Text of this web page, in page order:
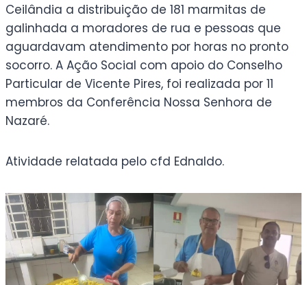
Ceilândia a distribuição de 181 marmitas de
galinhada a moradores de rua e pessoas que
aguardavam atendimento por horas no pronto
socorro. A Ação Social com apoio do Conselho
Particular de Vicente Pires, foi realizada por 11
membros da Conferência Nossa Senhora de
Nazaré.
Atividade relatada pelo cfd Ednaldo.